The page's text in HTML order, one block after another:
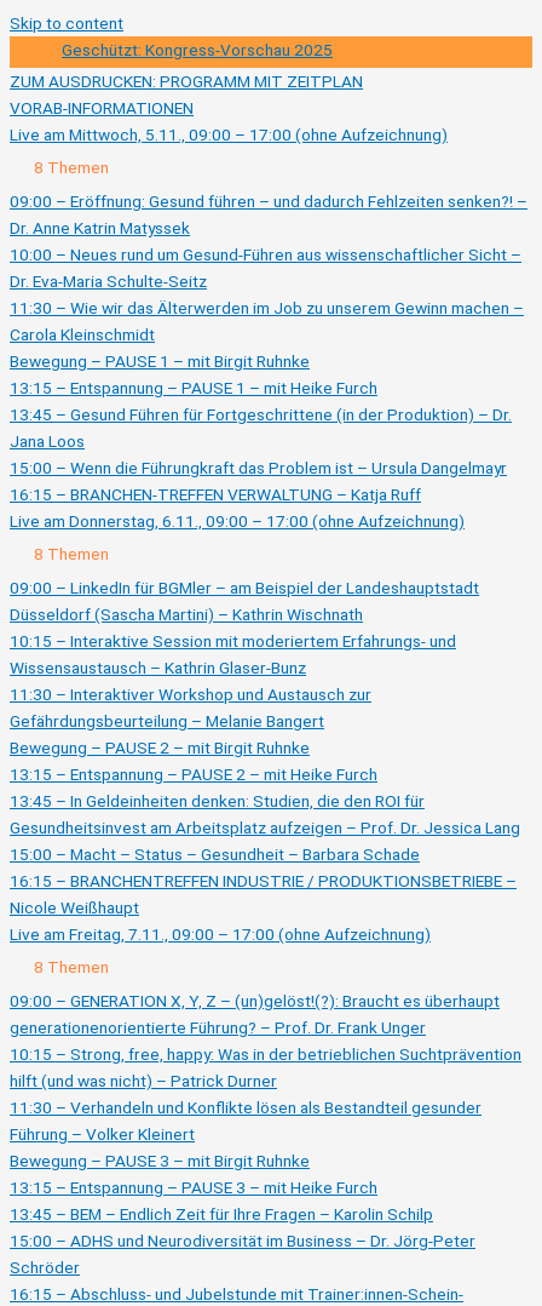
Skip to content
Geschützt: Kongress-Vorschau 2025
ZUM AUSDRUCKEN: PROGRAMM MIT ZEITPLAN
VORAB-INFORMATIONEN
Live am Mittwoch, 5.11., 09:00 – 17:00 (ohne Aufzeichnung)
Ausklappen
Live
Mittwoch,
5.11.,
09:00
17:00
(ohne
Aufzeichnung)
8 Themen
09:00 – Eröffnung: Gesund führen – und dadurch Fehlzeiten senken?! –
Dr. Anne Katrin Matyssek
10:00 – Neues rund um Gesund-Führen aus wissenschaftlicher Sicht –
Dr. Eva-Maria Schulte-Seitz
11:30 – Wie wir das Älterwerden im Job zu unserem Gewinn machen –
Carola Kleinschmidt
Bewegung – PAUSE 1 – mit Birgit Ruhnke
13:15 – Entspannung – PAUSE 1 – mit Heike Furch
13:45 – Gesund Führen für Fortgeschrittene (in der Produktion) – Dr.
Jana Loos
15:00 – Wenn die Führungkraft das Problem ist – Ursula Dangelmayr
16:15 – BRANCHEN-TREFFEN VERWALTUNG – Katja Ruff
Live am Donnerstag, 6.11., 09:00 – 17:00 (ohne Aufzeichnung)
Ausklappen
Live
Donnerstag,
6.11.,
09:00
17:00
(ohne
Aufzeichnung)
8 Themen
09:00 – LinkedIn für BGMler – am Beispiel der Landeshauptstadt
Düsseldorf (Sascha Martini) – Kathrin Wischnath
10:15 – Interaktive Session mit moderiertem Erfahrungs- und
Wissensaustausch – Kathrin Glaser-Bunz
11:30 – Interaktiver Workshop und Austausch zur
Gefährdungsbeurteilung – Melanie Bangert
Bewegung – PAUSE 2 – mit Birgit Ruhnke
13:15 – Entspannung – PAUSE 2 – mit Heike Furch
13:45 – In Geldeinheiten denken: Studien, die den ROI für
Gesundheitsinvest am Arbeitsplatz aufzeigen – Prof. Dr. Jessica Lang
15:00 – Macht – Status – Gesundheit – Barbara Schade
16:15 – BRANCHENTREFFEN INDUSTRIE / PRODUKTIONSBETRIEBE –
Nicole Weißhaupt
Live am Freitag, 7.11., 09:00 – 17:00 (ohne Aufzeichnung)
Ausklappen
Live
Freitag,
7.11.,
09:00
17:00
(ohne
Aufzeichnung)
8 Themen
09:00 – GENERATION X, Y, Z – (un)gelöst!(?): Braucht es überhaupt
generationenorientierte Führung? – Prof. Dr. Frank Unger
10:15 – Strong, free, happy: Was in der betrieblichen Suchtprävention
hilft (und was nicht) – Patrick Durner
11:30 – Verhandeln und Konflikte lösen als Bestandteil gesunder
Führung – Volker Kleinert
Bewegung – PAUSE 3 – mit Birgit Ruhnke
13:15 – Entspannung – PAUSE 3 – mit Heike Furch
13:45 – BEM – Endlich Zeit für Ihre Fragen – Karolin Schilp
15:00 – ADHS und Neurodiversität im Business – Dr. Jörg-Peter
Schröder
16:15 – Abschluss- und Jubelstunde mit Trainer:innen-Schein-